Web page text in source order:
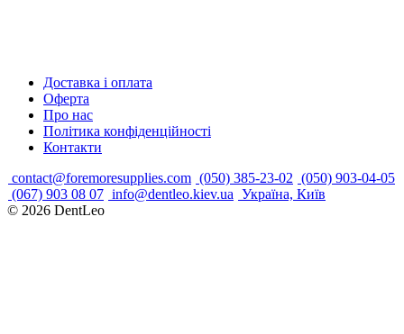
Доставка і оплата
Оферта
Про нас
Політика конфіденційності
Контакти
contact@foremoresupplies.com (050) 385-23-02 (050) 903-04-05
(067) 903 08 07 info@dentleo.kiev.ua Україна, Київ
© 2026 DentLeo